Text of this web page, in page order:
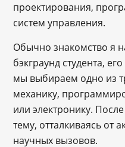
проектирования,
систем управления.
Обычно знакомство я
бэкграунд студента,
мы выбираем одно из
механику,
или электронику.
тему, отталкиваясь от
научных вызовов.